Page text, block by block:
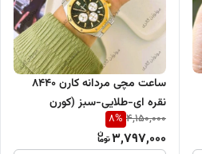
ساعت مچی مردانه کارن 8440
نقره ای-طلایی-سبز (کورن
CURREN) سه موتور فعال
4,150,000
8%
3,797,000